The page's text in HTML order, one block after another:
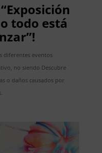
todo está
diferentes eventos
no siendo Descubre
o daños causados por